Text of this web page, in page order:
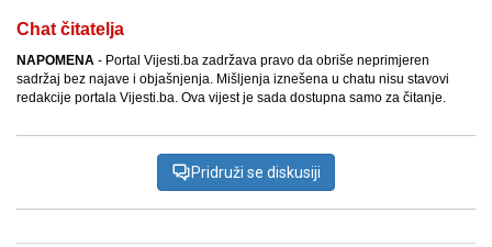
Chat čitatelja
NAPOMENA - Portal Vijesti.ba zadržava pravo da obriše neprimjeren
sadržaj bez najave i objašnjenja. Mišljenja iznešena u chatu nisu stavovi
redakcije portala Vijesti.ba. Ova vijest je sada dostupna samo za čitanje.
Pridruži se diskusiji